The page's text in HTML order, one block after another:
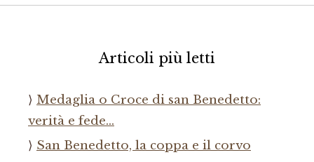
Articoli più letti
Medaglia o Croce di san Benedetto:
verità e fede…
San Benedetto, la coppa e il corvo